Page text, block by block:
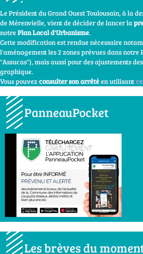
Le Président du Grand Ouest Toulousain, à la
de Mérenvielle, vient de décider de lancer la
notrePlan Local d'Urbanisme.
Cette modification est rendue nécessaire
l'aménagement les 2 zones prévues dans notre
"Assucas"), mais aussi pour des ajustements
graphique.
Vous pouvezconsulter son arrêtéen utilisant
PanneauPocket
Les brèves du